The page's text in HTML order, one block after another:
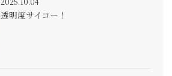
透明度サイコー！